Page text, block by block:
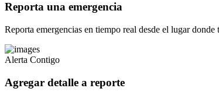
Reporta una emergencia
Reporta emergencias en tiempo real desde el lugar donde
Alerta Contigo
Agregar detalle a reporte